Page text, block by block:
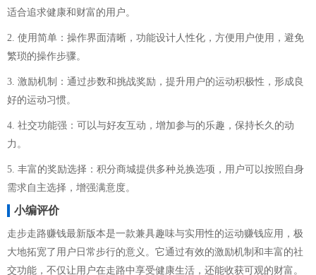
适合追求健康和财富的用户。
2. 使用简单：操作界面清晰，功能设计人性化，方便用户使用，避免
繁琐的操作步骤。
3. 激励机制：通过步数和挑战奖励，提升用户的运动积极性，形成良
好的运动习惯。
4. 社交功能强：可以与好友互动，增加参与的乐趣，保持长久的动
力。
5. 丰富的奖励选择：积分商城提供多种兑换选项，用户可以按照自身
需求自主选择，增强满意度。
小编评价
走步走路赚钱最新版本是一款兼具趣味与实用性的运动赚钱应用，极
大地拓宽了用户日常步行的意义。它通过有效的激励机制和丰富的社
交功能，不仅让用户在走路中享受健康生活，还能收获可观的财富。